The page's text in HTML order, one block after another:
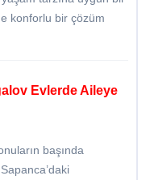
konforlu bir çözüm
Evlerde Aileye
başında